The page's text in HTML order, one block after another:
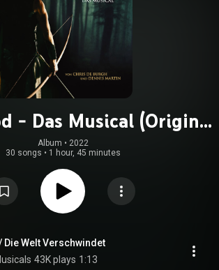
- Das Musical (Original
Soundtrack)
Album • 2022
30 songs • 1 hour, 45 minutes
Die Welt Verschwindet
43K plays 1:13